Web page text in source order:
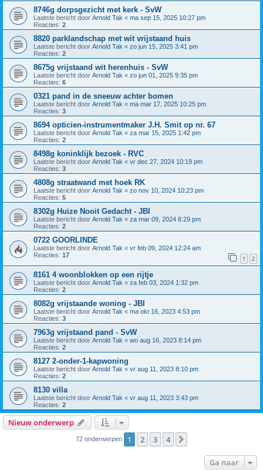
8746g dorpsgezicht met kerk - SvW
Laatste bericht door Arnold Tak « ma sep 15, 2025 10:27 pm
Reacties: 2
8820 parklandschap met wit vrijstaand huis
Laatste bericht door Arnold Tak « zo jun 15, 2025 3:41 pm
Reacties: 2
8675g vrijstaand wit herenhuis - SvW
Laatste bericht door Arnold Tak « zo jun 01, 2025 9:35 pm
Reacties: 6
0321 pand in de sneeuw achter bomen
Laatste bericht door Arnold Tak « ma mar 17, 2025 10:25 pm
Reacties: 3
8694 opticien-instrumentmaker J.H. Smit op nr. 67
Laatste bericht door Arnold Tak « za mar 15, 2025 1:42 pm
Reacties: 2
8498g koninklijk bezoek - RVC
Laatste bericht door Arnold Tak « vr dec 27, 2024 10:19 pm
Reacties: 3
4808g straatwand met hoek RK
Laatste bericht door Arnold Tak « zo nov 10, 2024 10:23 pm
Reacties: 5
8302g Huize Nooit Gedacht - JBI
Laatste bericht door Arnold Tak « za mar 09, 2024 8:29 pm
Reacties: 2
0722 GOORLINDE
Laatste bericht door Arnold Tak « vr feb 09, 2024 12:24 am
Reacties: 17 1 2
8161 4 woonblokken op een rijtje
Laatste bericht door Arnold Tak « za feb 03, 2024 1:32 pm
Reacties: 2
8082g vrijstaande woning - JBI
Laatste bericht door Arnold Tak « ma okt 16, 2023 4:53 pm
Reacties: 3
7963g vrijstaand pand - SvW
Laatste bericht door Arnold Tak « wo aug 16, 2023 8:14 pm
Reacties: 2
8127 2-onder-1-kapwoning
Laatste bericht door Arnold Tak « vr aug 11, 2023 8:10 pm
Reacties: 2
8130 villa
Laatste bericht door Arnold Tak « vr aug 11, 2023 3:43 pm
Reacties: 2
Nieuw onderwerp
72 onderwerpen 1 2 3 4
Ga naar